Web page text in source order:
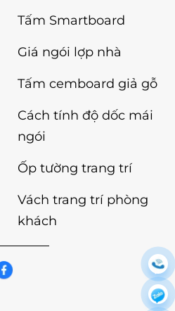
Tấm Smartboard
Giá ngói lợp nhà
Tấm cemboard giả gỗ
Cách tính độ dốc mái
ngói
Ốp tường trang trí
Vách trang trí phòng
khách